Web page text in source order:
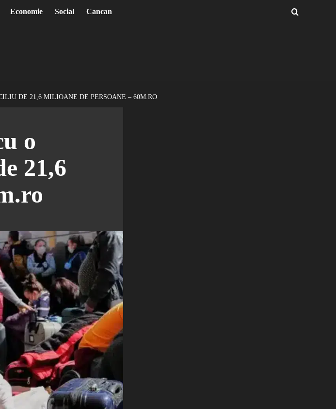
Economie Social Cancan
DE 21,6 MILIOANE DE PERSOANE – 60M.RO
o
21,6